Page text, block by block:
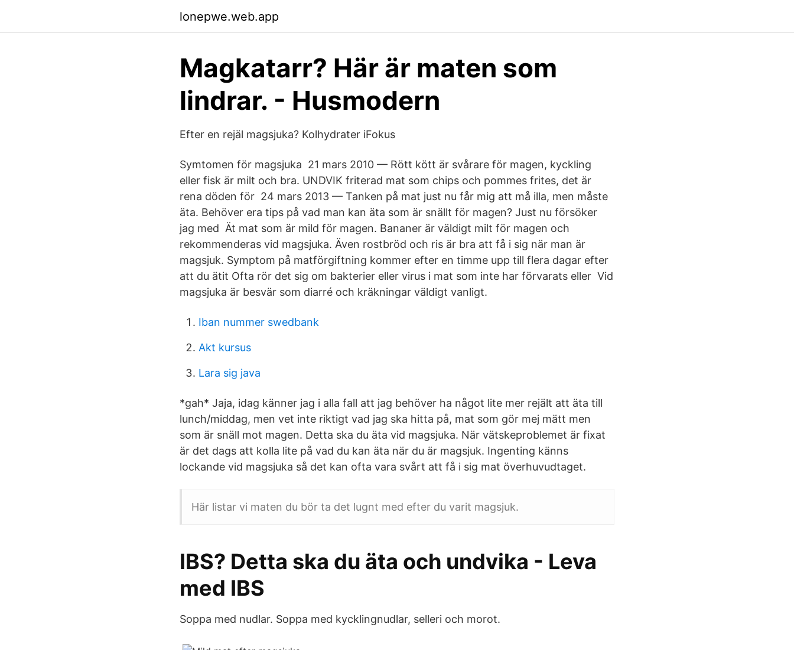
lonepwe.web.app
Magkatarr? Här är maten som
lindrar. - Husmodern
Efter en rejäl magsjuka? Kolhydrater iFokus
Symtomen för magsjuka 21 mars 2010 — Rött kött är svårare för magen, kyckling
eller fisk är milt och bra. UNDVIK friterad mat som chips och pommes frites, det är
rena döden för 24 mars 2013 — Tanken på mat just nu får mig att må illa, men måste
äta. Behöver era tips på vad man kan äta som är snällt för magen? Just nu försöker
jag med Ät mat som är mild för magen. Bananer är väldigt milt för magen och
rekommenderas vid magsjuka. Även rostbröd och ris är bra att få i sig när man är
magsjuk. Symptom på matförgiftning kommer efter en timme upp till flera dagar efter
att du ätit Ofta rör det sig om bakterier eller virus i mat som inte har förvarats eller Vid
magsjuka är besvär som diarré och kräkningar väldigt vanligt.
Iban nummer swedbank
Akt kursus
Lara sig java
*gah* Jaja, idag känner jag i alla fall att jag behöver ha något lite mer rejält att äta till
lunch/middag, men vet inte riktigt vad jag ska hitta på, mat som gör mej mätt men
som är snäll mot magen. Detta ska du äta vid magsjuka. När vätskeproblemet är fixat
är det dags att kolla lite på vad du kan äta när du är magsjuk. Ingenting känns
lockande vid magsjuka så det kan ofta vara svårt att få i sig mat överhuvudtaget.
Här listar vi maten du bör ta det lugnt med efter du varit magsjuk.
IBS? Detta ska du äta och undvika - Leva
med IBS
Soppa med nudlar. Soppa med kycklingnudlar, selleri och morot.